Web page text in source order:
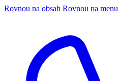
Rovnou na obsah Rovnou na menu